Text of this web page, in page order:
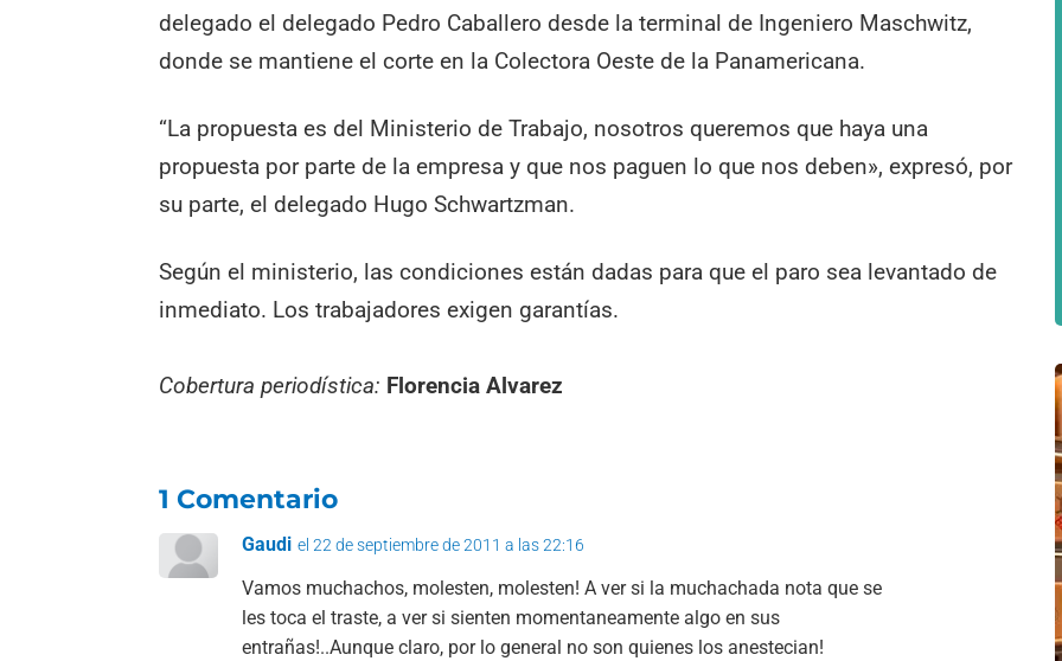
delegado el delegado Pedro Caballero desde la terminal de Ingeniero Maschwitz,
donde se mantiene el corte en la Colectora Oeste de la Panamericana.
“La propuesta es del Ministerio de Trabajo, nosotros queremos que haya una
propuesta por parte de la empresa y que nos paguen lo que nos deben», expresó, por
su parte, el delegado Hugo Schwartzman.
Según el ministerio, las condiciones están dadas para que el paro sea levantado de
inmediato. Los trabajadores exigen garantías.
Cobertura periodística: Florencia Alvarez
1 Comentario
Gaudi el 22 de septiembre de 2011 a las 22:16
Vamos muchachos, molesten, molesten! A ver si la muchachada nota que se
les toca el traste, a ver si sienten momentaneamente algo en sus
entrañas!..Aunque claro, por lo general no son quienes los anestecian!